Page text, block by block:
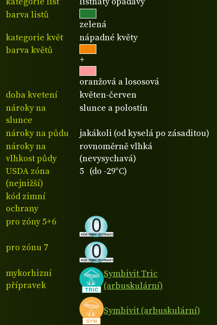
barva listů
zelená
kategorie květ
nápadné květy
barva květů
+
oranžová a lososová
doba kvetení
květen-červen
nároky na
slunce
slunce a polostín
nároky na půdu
jakákoli (od kyselá po zásaditou)
nároky na
vlhkost půdy
rovnoměrně vlhká
(nevysychavá)
USDA zóna
(nejnižší)
5 (do -29°C)
kód zimní
ochrany
pro zóny 5+6
pro zónu 7
mykorhizní
přípravek
Symbivit Tric
(arbuskulární)
Symbivit (arbuskulární)